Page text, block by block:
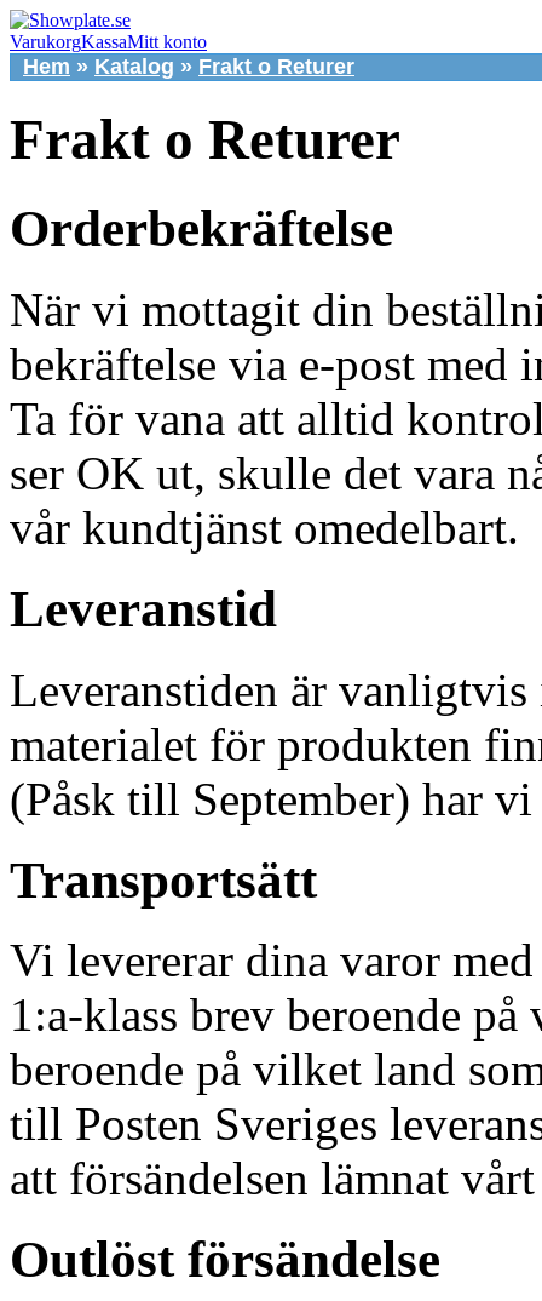
VarukorgKassaMitt konto
Hem » Katalog » Frakt o Returer
Frakt o Returer
Orderbekräftelse
När vi mottagit din
bekräftelse via e-post
Ta för vana att alltid
ser OK ut, skulle det vara
vår kundtjänst omedelbart.
Leveranstid
Leveranstiden är
materialet för produkten
(Påsk till September) har
Transportsätt
Vi levererar dina varor
1:a-klass brev beroende
beroende på vilket land
till Posten Sveriges
att försändelsen lämnat
Outlöst försändelse